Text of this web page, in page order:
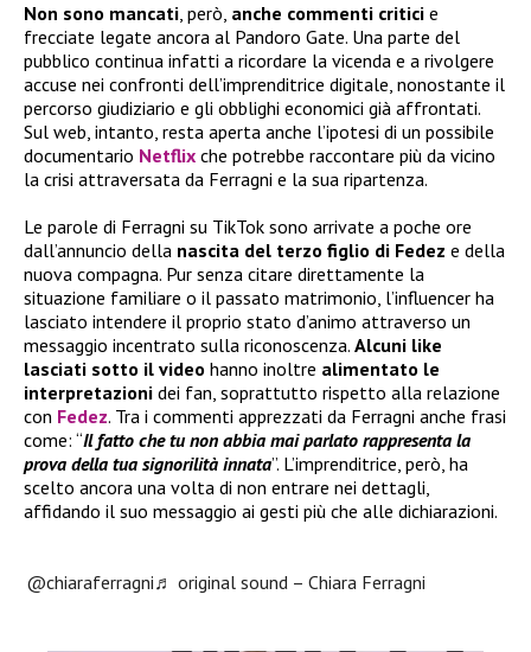
Non sono mancati, però, anche commenti critici e
frecciate legate ancora al Pandoro Gate. Una parte del
pubblico continua infatti a ricordare la vicenda e a rivolgere
accuse nei confronti dell’imprenditrice digitale, nonostante il
percorso giudiziario e gli obblighi economici già affrontati.
Sul web, intanto, resta aperta anche l’ipotesi di un possibile
documentario Netflix che potrebbe raccontare più da vicino
la crisi attraversata da Ferragni e la sua ripartenza.
Le parole di Ferragni su TikTok sono arrivate a poche ore
dall’annuncio della nascita del terzo figlio di Fedez e della
nuova compagna. Pur senza citare direttamente la
situazione familiare o il passato matrimonio, l’influencer ha
lasciato intendere il proprio stato d’animo attraverso un
messaggio incentrato sulla riconoscenza. Alcuni like
lasciati sotto il video hanno inoltre alimentato le
interpretazioni dei fan, soprattutto rispetto alla relazione
con Fedez. Tra i commenti apprezzati da Ferragni anche frasi
come: “Il fatto che tu non abbia mai parlato rappresenta la
prova della tua signorilità innata”. L’imprenditrice, però, ha
scelto ancora una volta di non entrare nei dettagli,
affidando il suo messaggio ai gesti più che alle dichiarazioni.
@chiaraferragni♬ original sound – Chiara Ferragni